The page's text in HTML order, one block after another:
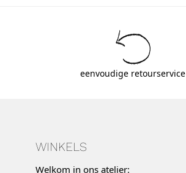
eenvoudige retourservice
WINKELS
Welkom in ons atelier: